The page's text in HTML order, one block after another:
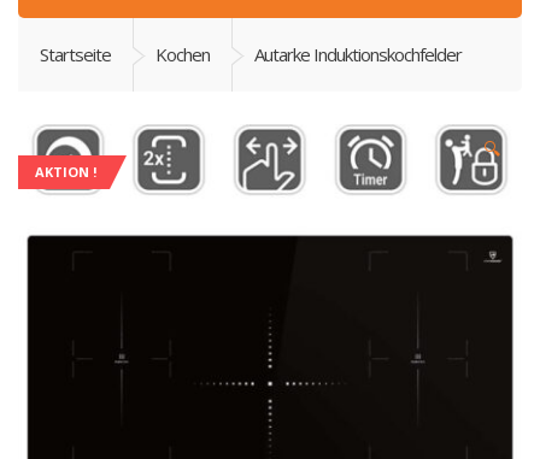
Startseite Kochen Autarke Induktionskochfelder
AKTION !
🔍